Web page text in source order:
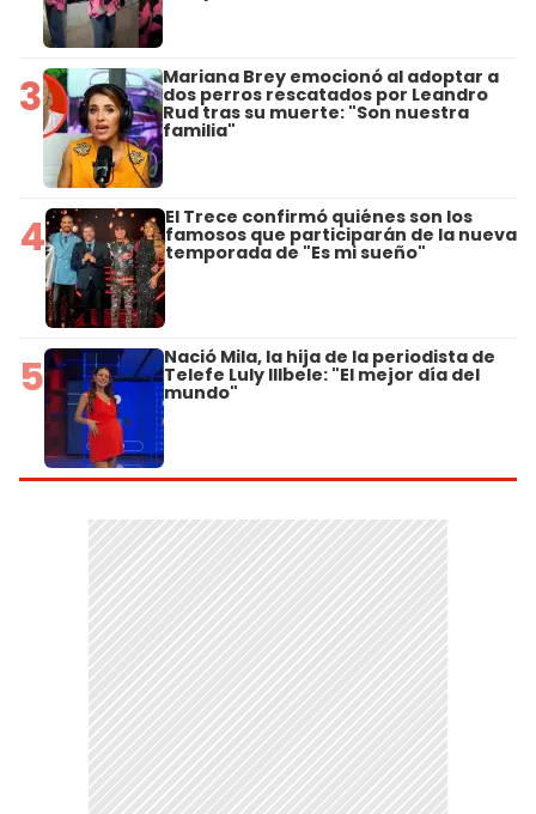
3 Mariana Brey emocionó al adoptar a
dos perros rescatados por Leandro
Rud tras su muerte: "Son nuestra
familia"
4 El Trece confirmó quiénes son los
famosos que participarán de la nueva
temporada de "Es mi sueño"
5 Nació Mila, la hija de la periodista de
Telefe Luly Illbele: "El mejor día del
mundo"